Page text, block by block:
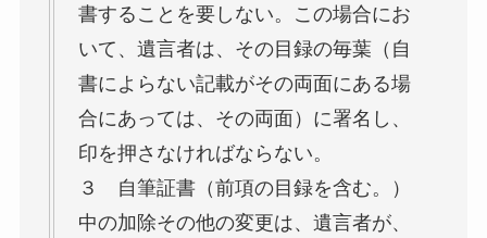
書することを要しない。この場合にお
いて、遺言者は、その目録の毎葉（自
書によらない記載がその両面にある場
合にあっては、その両面）に署名し、
印を押さなければならない。
３ 自筆証書（前項の目録を含む。）
中の加除その他の変更は、遺言者が、